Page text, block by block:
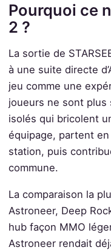
Pourquoi ce
2 ?
La sortie de
à une suite directe
jeu comme une
joueurs ne sont plus
isolés qui bricolent
équipage, partent
station, puis
commune.
La comparaison la
Astroneer, Deep
hub façon MMO
Astroneer rendait